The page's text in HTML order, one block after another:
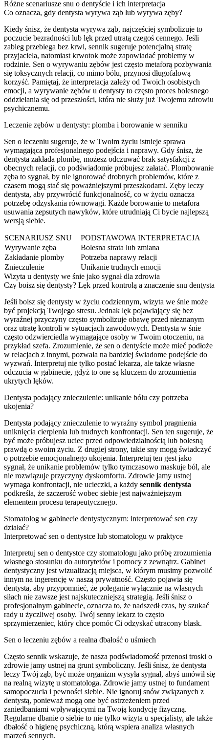
Różne scenariusze snu o dentyście i ich interpretacja
Co oznacza, gdy dentysta wyrywa ząb lub wyrywa zęby?
Kiedy śnisz, że dentysta wyrywa ząb, najczęściej symbolizuje to
poczucie bezradności lub lęk przed utratą czegoś cennego. Jeśli
zabieg przebiega bez krwi, sennik sugeruje potencjalną stratę
przyjaciela, natomiast krwotok może zapowiadać problemy w
rodzinie. Sen o wyrywaniu zębów jest często metaforą pozbywania
się toksycznych relacji, co mimo bólu, przynosi długofalową
korzyść. Pamiętaj, że interpretacja zależy od Twoich osobistych
emocji, a wyrywanie zębów u dentysty to często proces bolesnego
oddzielania się od przeszłości, która nie służy już Twojemu zdrowiu
psychicznemu.
Leczenie zębów u dentysty: plomba i borowanie w senniku
Sen o leczeniu sugeruje, że w Twoim życiu istnieje sprawa
wymagająca profesjonalnego podejścia i naprawy. Gdy śnisz, że
dentysta zakłada plombę, możesz odczuwać brak satysfakcji z
obecnych relacji, co podświadomie próbujesz załatać. Plombowanie
zęba to sygnał, by nie ignorować drobnych problemów, które z
czasem mogą stać się poważniejszymi przeszkodami. Zęby leczy
dentysta, aby przywrócić funkcjonalność, co w życiu oznacza
potrzebę odzyskania równowagi. Każde borowanie to metafora
usuwania zepsutych nawyków, które utrudniają Ci bycie najlepszą
wersją siebie.
SCENARIUSZ SNU
PODSTAWOWA INTERPRETACJA
Wyrywanie zęba
Bolesna strata lub zmiana
Zakładanie plomby
Potrzeba naprawy relacji
Znieczulenie
Unikanie trudnych emocji
Wizyta u dentysty we śnie jako sygnał dla zdrowia
Czy boisz się dentysty? Lęk przed kontrolą a znaczenie snu dentysta
Jeśli boisz się dentysty w życiu codziennym, wizyta we śnie może
być projekcją Twojego stresu. Jednak lęk pojawiający się bez
wyraźnej przyczyny często symbolizuje obawę przed nieznanym
oraz utratę kontroli w sytuacjach zawodowych. Dentysta w śnie
często odzwierciedla wymagające osoby w Twoim otoczeniu, na
przykład szefa. Zrozumienie, że sen o dentyście może mieć podłoże
w relacjach z innymi, pozwala na bardziej świadome podejście do
wyzwań. Interpretuj nie tylko postać lekarza, ale także własne
odczucia w gabinecie, gdyż to one są kluczem do zrozumienia
ukrytych lęków.
Dentysta podający znieczulenie: unikanie bólu czy potrzeba
ukojenia?
Dentysta podający znieczulenie to wyraźny symbol pragnienia
uniknięcia cierpienia lub trudnych konfrontacji. Sen ten sugeruje, że
być może próbujesz uciec przed odpowiedzialnością lub bolesną
prawdą o swoim życiu. Z drugiej strony, takie sny mogą świadczyć
o potrzebie emocjonalnego ukojenia. Interpretuj ten gest jako
sygnał, że unikanie problemów tylko tymczasowo maskuje ból, ale
nie rozwiązuje przyczyny dyskomfortu. Zdrowie jamy ustnej
wymaga konfrontacji, nie ucieczki, a każdy sennik dentysta
podkreśla, że szczerość wobec siebie jest najważniejszym
elementem procesu terapeutycznego.
Stomatolog w gabinecie dentystycznym: interpretować sen czy
działać?
Interpretować sen o dentystce lub stomatologu w praktyce
Interpretuj sen o dentystce czy stomatologu jako próbę zrozumienia
własnego stosunku do autorytetów i pomocy z zewnątrz. Gabinet
dentystyczny jest wizualizacją miejsca, w którym musimy pozwolić
innym na ingerencję w naszą prywatność. Często pojawia się
dentysta, aby przypomnieć, że poleganie wyłącznie na własnych
siłach nie zawsze jest najskuteczniejszą strategią. Jeśli śnisz o
profesjonalnym gabinecie, oznacza to, że nadszedł czas, by szukać
rady u życzliwej osoby. Twój senny lekarz to często
sprzymierzeniec, który chce pomóc Ci odzyskać utracony blask.
Sen o leczeniu zębów a realna dbałość o uśmiech
Często sennik wskazuje, że nasza podświadomość przenosi troski o
zdrowie jamy ustnej na grunt symboliczny. Jeśli śnisz, że dentysta
leczy Twój ząb, być może organizm wysyła sygnał, abyś umówił się
na realną wizytę u stomatologa. Zdrowie jamy ustnej to fundament
samopoczucia i pewności siebie. Nie ignoruj snów związanych z
dentystą, ponieważ mogą one być ostrzeżeniem przed
zaniedbaniami wpływającymi na Twoją kondycję fizyczną.
Regularne dbanie o siebie to nie tylko wizyta u specjalisty, ale także
dbałość o higienę psychiczną, którą wspiera analiza własnych
marzeń sennych.